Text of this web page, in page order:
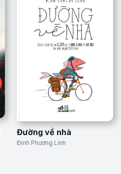
Đường về nhà
Đinh Phương Linh